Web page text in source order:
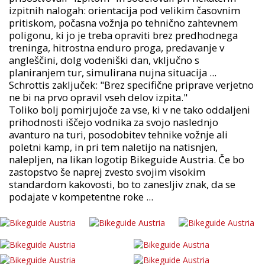
izpitnih nalogah: orientacija pod velikim časovnim
pritiskom, počasna vožnja po tehnično zahtevnem
poligonu, ki jo je treba opraviti brez predhodnega
treninga, hitrostna enduro proga, predavanje v
angleščini, dolg vodeniški dan, vključno s
planiranjem tur, simulirana nujna situacija ...
Schrottis zaključek: "Brez specifične priprave verjetno
ne bi na prvo opravil vseh delov izpita."
Toliko bolj pomirjujoče za vse, ki v ne tako oddaljeni
prihodnosti iščejo vodnika za svojo naslednjo
avanturo na turi, posodobitev tehnike vožnje ali
poletni kamp, in pri tem naletijo na natisnjen,
nalepljen, na likan logotip Bikeguide Austria. Če bo
zastopstvo še naprej zvesto svojim visokim
standardom kakovosti, bo to zanesljiv znak, da se
podajate v kompetentne roke ...